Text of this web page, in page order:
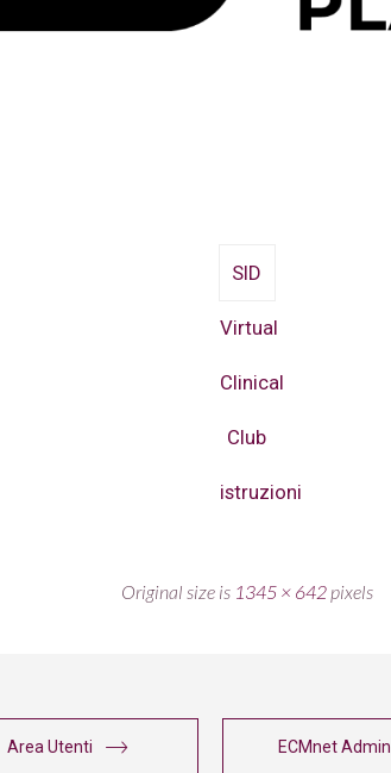
SID
Virtual
Clinical
Club
istruzioni
Original size is 1345 × 642pixels
Area Utenti ECMnet Admin